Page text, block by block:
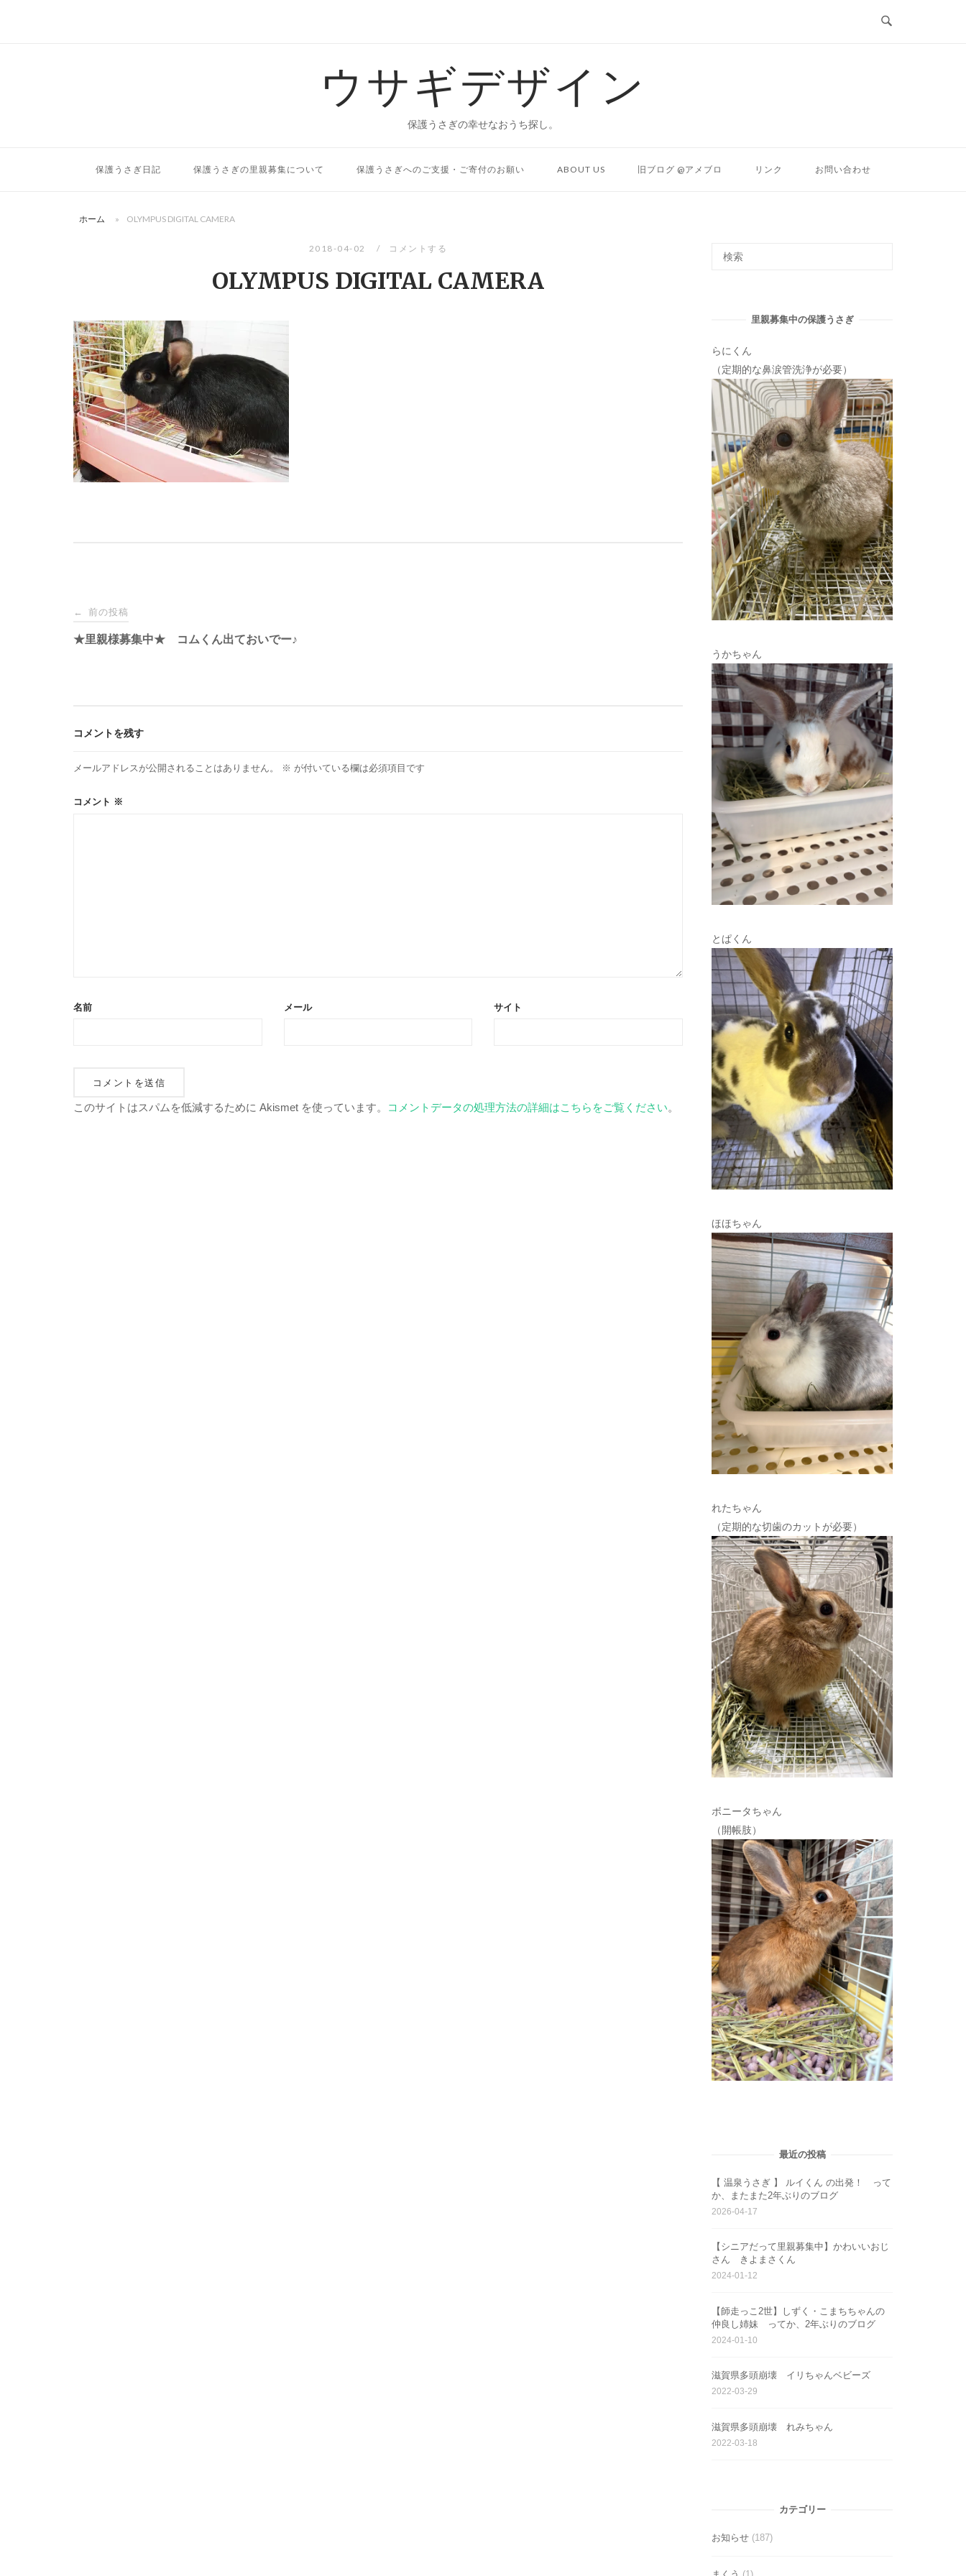
ウサギデザイン
保護うさぎの幸せなおうち探し。
保護うさぎ日記 保護うさぎの里親募集について 保護うさぎへのご支援・ご寄付のお願い ABOUT US 旧ブログ @アメブロ リンク お問い合わせ
ホーム » OLYMPUS DIGITAL CAMERA
2018-04-02 コメントする
OLYMPUS DIGITAL CAMERA
投
稿
ー
← 前の投稿
★里親様募集中★ コムくん出ておいでー♪
コメントを残す
メールアドレスが公開されることはありません。 ※ が付いている欄は必須項目です
コメント ※
名前 メール サイト
このサイトはスパムを低減するために Akismet を使っています。 コメントデータの処理方法の詳細はこちらをご覧ください。
里親募集中の保護うさぎ
らにくん
（定期的な鼻涙管洗浄が必要）
うかちゃん
とぱくん
ほほちゃん
れたちゃん
（定期的な切歯のカットが必要）
ボニータちゃん
（開帳肢）
最近の投稿
【 温泉うさぎ 】 ルイくん の出発！ って
か、またまた2年ぶりのブログ
2026-04-17
【シニアだって里親募集中】かわいいおじ
さん きよまさくん
2024-01-12
【師走っこ2世】しずく・こまちちゃんの
仲良し姉妹 ってか、2年ぶりのブログ
2024-01-10
滋賀県多頭崩壊 イリちゃんベビーズ
2022-03-29
滋賀県多頭崩壊 れみちゃん
2022-03-18
カテゴリー
お知らせ (187)